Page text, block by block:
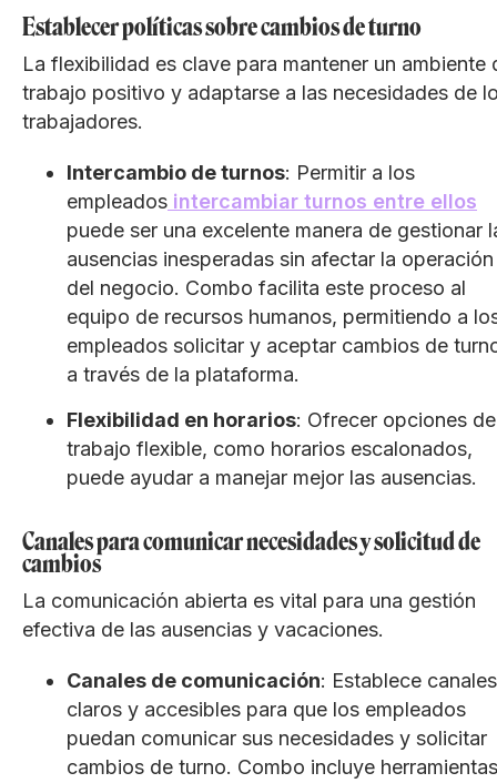
Establecer políticas sobre cambios de turno
La flexibilidad es clave para mantener un ambiente
trabajo positivo y adaptarse a las necesidades de
trabajadores.
Intercambio de turnos: Permitir a los
empleados intercambiar turnos entre ellos
puede ser una excelente manera de gestionar
ausencias inesperadas sin afectar la operación
del negocio. Combo facilita este proceso al
equipo de recursos humanos, permitiendo a
empleados solicitar y aceptar cambios de
a través de la plataforma.
Flexibilidad en horarios: Ofrecer opciones de
trabajo flexible, como horarios escalonados,
puede ayudar a manejar mejor las ausencias.
Canales para comunicar necesidades y solicitud de
cambios
La comunicación abierta es vital para una gestión
efectiva de las ausencias y vacaciones.
Canales de comunicación: Establece canales
claros y accesibles para que los empleados
puedan comunicar sus necesidades y solicitar
cambios de turno. Combo incluye herramientas